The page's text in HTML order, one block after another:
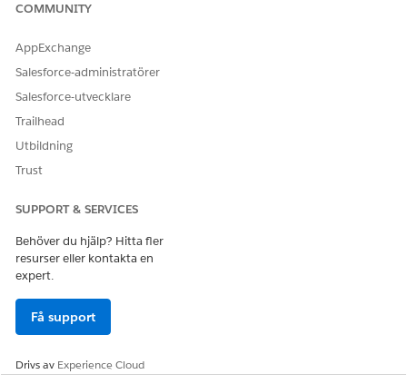
minskar risken för mänskliga fel och säkerställer att
En lista över alla agentåtgärder som uppfyllare har åtkomst till
COMMUNITY
AppExchange
Salesforce-administratörer
Salesforce-utvecklare
Trailhead
Utbildning
Trust
SUPPORT & SERVICES
Behöver du hjälp? Hitta fler
resurser eller kontakta en
expert.
Få support
Drivs av Experience Cloud